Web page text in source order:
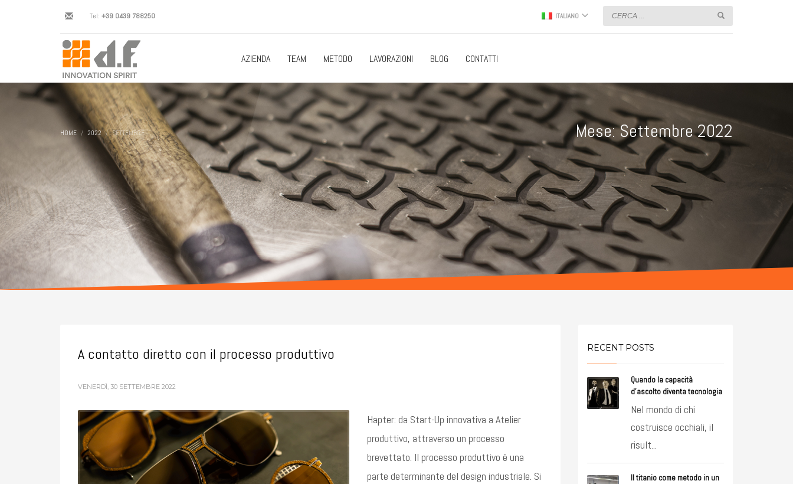
Tel: +39 0439 788250 ITALIANO
AZIENDA TEAM METODO LAVORAZIONI BLOG CONTATTI
HOME 2022 SETTEMBRE Mese: Settembre 2022
A contatto diretto con il processo produttivo
VENERDÌ, 30 SETTEMBRE 2022
Hapter: da Start-Up innovativa a Atelier
produttivo, attraverso un processo
brevettato. Il processo produttivo è una
parte determinante del design industriale. Si
RECENT POSTS
Quando la capacità
d’ascolto diventa tecnologia
Nel mondo di chi
costruisce occhiali, il
risult...
Il titanio come metodo in un